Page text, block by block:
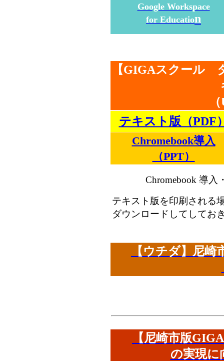
Google Workspace
for Education
【GIGAスクール
テキスト版（PDF
Chromebook導入
（PPT）
Chromebook 導入
テキスト版を印刷される
ダウンロードしてしてお
【ウチダ】尼
【尼崎市版
の実現に